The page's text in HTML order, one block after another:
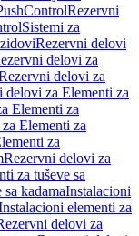
Rezervni
Sistemi za
Rezervni delovi
delovi za
delovi za
delovi za Elementi za
Elementi za
Elementi za
za
Rezervni delovi za
za tuševe sa
kadamaInstalacioni
elementi za
delovi za